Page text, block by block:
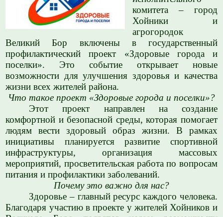
комитета – город
Хойники и
агрогородок
Великий Бор включены в государственный
профилактический проект «Здоровые города и
поселки». Это событие открывает новые
возможности для улучшения здоровья и качества
жизни всех жителей района.
Что такое проект «Здоровые города и поселки»?
Этот проект направлен на создание
комфортной и безопасной среды, которая помогает
людям вести здоровый образ жизни. В рамках
инициативы планируется развитие спортивной
инфраструктуры, организация массовых
мероприятий, просветительская работа по вопросам
питания и профилактики заболеваний.
Почему это важно для нас?
Здоровье – главный ресурс каждого человека.
Благодаря участию в проекте у жителей Хойников и